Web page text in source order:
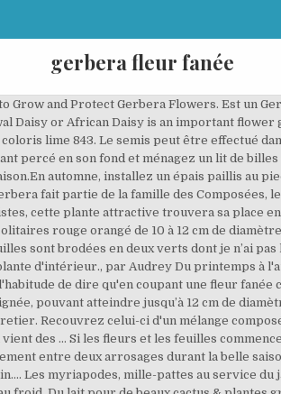
gerbera fleur fanée
d'eau mais de façon fréquente.Le substrat devra être maintenu légèrement humide sans pour autant le détremper.En automne et en hiver, les arrosages devront être plus espacés de façon à ce que le substrat sèche en profondeur entre deux arrosages.Ne mouillez jamais les fleurs et les feuilles lors d'un arrosage.Veillez à couper régulièrement les fleurs fanées et les feuilles mortes. Procédé écologique qui permet de les préserver afin de pouvoir en profiter durablement. L'exposition devra être lumineuse mais sans soleil direct en été.Le Gerbera a besoin de chaleur. Le biscuit Originaire de Madagascar, le kalanchoe, que l’on prononce kalankoe, est une très belle plante grasse. Le mot du jardinier : Le mini gerbera porte des fleur plus petites, de 5 à 8 cm et produit deux fois plus de fleurs. ... Les fleurs de gerbera sont des inflorescences-paniers ressemblant à la camomille, dont le diamètre atteint 12 cm. Ce truc a été envoyé par Françoise Placez la plante à la pleine lumière près d'une fenêtre ou cultivez-la en véranda ou en serre. Deviennent laineuses au revers en vieillissant. Ne laissez pas d'eau stagner dans la soucoupe car la plante ne le supporterait pas. Coupez les fleurs fanées au niveau du sol. Gerbera x jamesonii Garvinea, les gerbera Garvinea ou dits de la série Garvinea®, sont des hybrides sélectionnés par les horticulteurs. Fotosearch - Une Photothèque Mondiale - Un Site Web TM The orange gerbera stands for warmth, youth, and energy. Concernant l'hibiscus (ou rose de Chine), il est parfois difficile de savoir si les fleurs sont fanées. Wholesale gerbera flowers come in a rich, deep orange. • Les fleurs apparaissent à partir du mois de mai jusque juillet voire août. La plante forme une rosette de feuilles vert tendre laissant échapper de son centre des tiges portant chacune une large fleur solitaire pouvant atteindre 15 cm de diamètre. S’il redoute principalement l’excès d’eau, il aime aussi avoir beaucoup de lumière, mais surtout pas de soleil direct brûlant. Sont les bractées de l'usine ce que nous considérons habituellement comme les fleur qui viennent la plupart du temps dans le rouge mais également, rose, orange, vert, et crème. En période de croissance arrosez suffisamment pour que le mélange ne sèche jamais complètement entre deux arrosages. Connu comme Noël fleur, les espèces est indigène au Mexique. Pour le gerbera: pétales en coton de tons de rose 225, 961, 3689, feuilles en laine coloris sauge 814. Our Gerberas are known for their award winning premium quality and long lasting vase life. How ever if you want detailed guidance, you can also plan to get the book on Gerbera production here . Il fera merveille en centre de massif, ou même dans les bordures. 06 sept. 2009 17:00 Voilà deux photos de ma plante : j'ai coupée les fleurs qui étaient complètement fanées. Le gerbera